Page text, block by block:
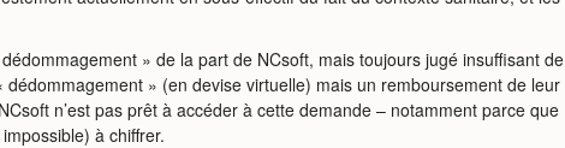
» de la part de NCsoft, mais toujours jugé insuffisant de
» (en devise virtuelle) mais un remboursement de leur
n’est pas prêt à accéder à cette demande – notamment parce que
à chiffrer.